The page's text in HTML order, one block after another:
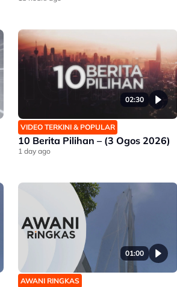
02:30
VIDEO TERKINI & POPULAR
10 Berita Pilihan – (3 Ogos 2026)
1 day ago
01:00
AWANI RINGKAS